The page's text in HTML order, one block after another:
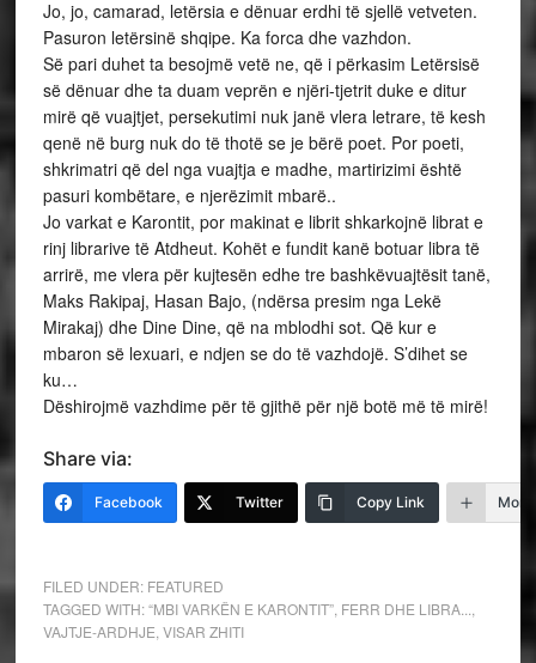
Jo, jo, camarad, letërsia e dënuar erdhi të sjellë vetveten.
Pasuron letërsinë shqipe. Ka forca dhe vazhdon.
Së pari duhet ta besojmë vetë ne, që i përkasim Letërsisë
së dënuar dhe ta duam veprën e njëri-tjetrit duke e ditur
mirë që vuajtjet, persekutimi nuk janë vlera letrare, të kesh
qenë në burg nuk do të thotë se je bërë poet. Por poeti,
shkrimatri që del nga vuajtja e madhe, martirizimi është
pasuri kombëtare, e njerëzimit mbarë..
Jo varkat e Karontit, por makinat e librit shkarkojnë librat e
rinj librarive të Atdheut. Kohët e fundit kanë botuar libra të
arrirë, me vlera për kujtesën edhe tre bashkëvuajtësit tanë,
Maks Rakipaj, Hasan Bajo, (ndërsa presim nga Lekë
Mirakaj) dhe Dine Dine, që na mblodhi sot. Që kur e
mbaron së lexuari, e ndjen se do të vazhdojë. S’dihet se
ku…
Dëshirojmë vazhdime për të gjithë për një botë më të mirë!
Share via:
Facebook Twitter Copy Link More
FILED UNDER: FEATURED
TAGGED WITH:“MBI VARKËN E KARONTIT”, FERR DHE LIBRA...
VAJTJE-ARDHJE VISAR ZHITI